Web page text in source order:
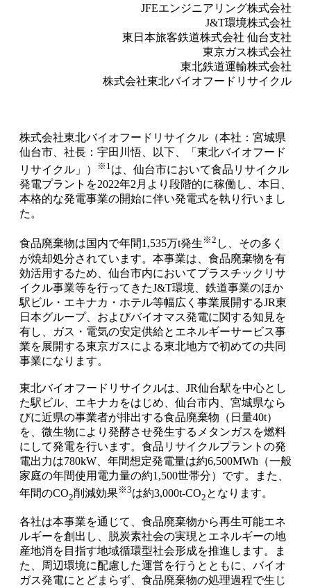
JFEエンジニアリング株式会社
J&T環境株式会社
東日本旅客鉄道株式会社 仙台支社
東京ガス株式会社
東北鉄道運輸株式会社
株式会社東北バイオフードリサイクル
株式会社東北バイオフードリサイクル（本社：宮城県
仙台市、社長：宇田川悟、以下、「東北バイオフード
リサイクル」）
※1 は、仙台市において食品リサイクル
発電プラントを2022年2月より段階的に稼働し、本日、
本格的な発電事業の開始に伴い発電式を執り行いまし
た。
食品廃棄物は国内で年間1,535万t発生 ※2 し、その多く
が焼却処分されています。本事業は、食品廃棄物を有
効活用するため、仙台市内においてプラスチックリサ
イクル事業等を行ってきたJ&T環境、鉄道事業のほか
駅ビル・エキナカ・ホテル等幅広く事業展開するJR東
日本グループ、およびバイオマス発電に関する知見を
有し、ガス・電気の安定供給とエネルギーサービス事
業を展開する東京ガスによる東北地方で初めての共同
事業になります。
東北バイオフードリサイクルは、JR仙台駅を中心とし
た駅ビル、エキナカをはじめ、仙台市内、宮城県なら
びに近県の事業者が排出する食品廃棄物（日量40t）
を、微生物により発酵させ発生するメタンガスを燃料
にして発電を行います。食品リサイクルプラントの発
電出力は780kW、年間想定発電量は約6,500MWh（一般
家庭の年間使用電力量の約1,500世帯分）です。また、
年間のCO2削減効果※3は約3,000t-CO2 となります。
各社は本事業を通じて、食品廃棄物から再生可能エネ
ルギーを創出し、脱炭素社会の実現とエネルギーの地
産地消を目指す地域循環型社会形成を推進します。ま
た、周辺環境に配慮した運営を行うとともに、バイオ
ガス発電にとどまらず、食品廃棄物の処理過程で生じ